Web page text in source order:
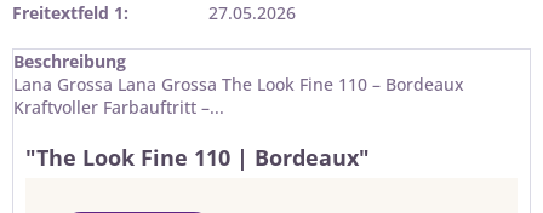
Freitextfeld 1:
27.05.2026
Beschreibung
Lana Grossa Lana Grossa The Look Fine 110 – Bordeaux
Kraftvoller Farbauftritt –...
"The Look Fine 110 | Bordeaux"